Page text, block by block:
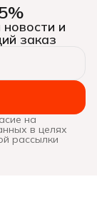
и
заказ
на
в целях
рассылки